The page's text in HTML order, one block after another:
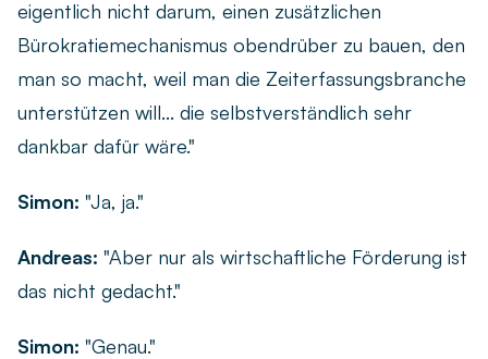
eigentlich nicht darum, einen zusätzlichen
Bürokratiemechanismus obendrüber zu bauen, den
man so macht, weil man die Zeiterfassungsbranche
unterstützen will... die selbstverständlich sehr
dankbar dafür wäre."
Simon: "Ja, ja."
Andreas: "Aber nur als wirtschaftliche Förderung ist
das nicht gedacht."
Simon: "Genau."